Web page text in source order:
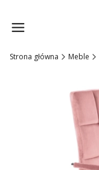
Strona główna Meble